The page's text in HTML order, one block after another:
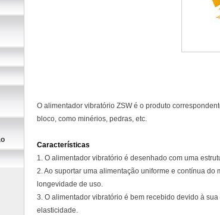
O alimentador vibratório ZSW é o produto
bloco, como minérios, pedras, etc.
Características
1. O alimentador vibratório é desenhado com uma
2. Ao suportar uma alimentação uniforme e contínua
longevidade de uso.
3. O alimentador vibratório é bem recebido devido à
elasticidade.